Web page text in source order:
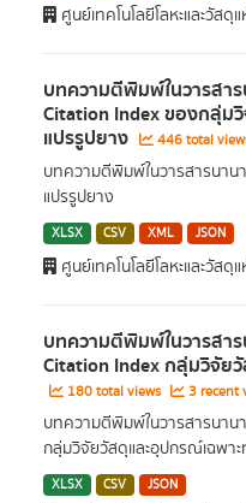
ศูนย์เทคโนโลยีโลหะและวัสดุ
บทความตีพิมพ์ในวารสา
Citation Index ของกลุ่ม
แปรรูปยาง 446 total
บทความตีพิมพ์ในวารสารนา
แปรรูปยาง
XLSX CSV XML JSON
ศูนย์เทคโนโลยีโลหะและวัสดุ
บทความตีพิมพ์ในวารสา
Citation Index กลุ่มวิจัย
180 total views 3 recent
บทความตีพิมพ์ในวารสารนา
กลุ่มวิจัยวัสดุและอุปกรณ์เฉพา
XLSX CSV JSON